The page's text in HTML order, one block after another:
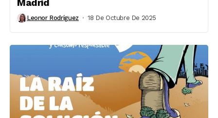
Leonor Rodríguez 18 De Octubre De 2025